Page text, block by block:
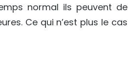
normal ils peuvent de
Ce qui n’est plus le cas